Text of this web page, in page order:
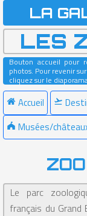
LA
LES
Bouton accueil pour
photos. Pour revenir
cliquez sur le
Accueil
Musées/
Le parc
français du